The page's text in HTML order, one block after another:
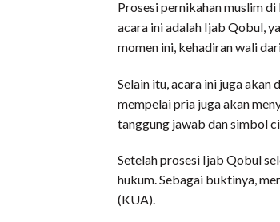
Prosesi pernikahan muslim
acara ini adalah Ijab Qobul,
momen ini, kehadiran wali
Selain itu, acara ini juga akan
mempelai pria juga akan
tanggung jawab dan simbol
Setelah prosesi Ijab Qobul
hukum. Sebagai buktinya,
(KUA).